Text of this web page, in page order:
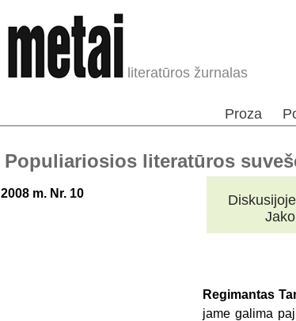
literatūros žurnalas
Proza
Populiariosios literatūros
2008 m. Nr. 10
Regimantas
jame galima